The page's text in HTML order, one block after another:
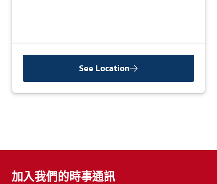
See Location
加入我們的時事通訊